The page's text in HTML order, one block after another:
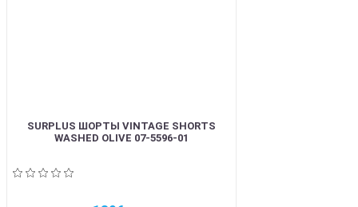
SURPLUS ШОРТЫ VINTAGE SHORTS
WASHED OLIVE 07-5596-01